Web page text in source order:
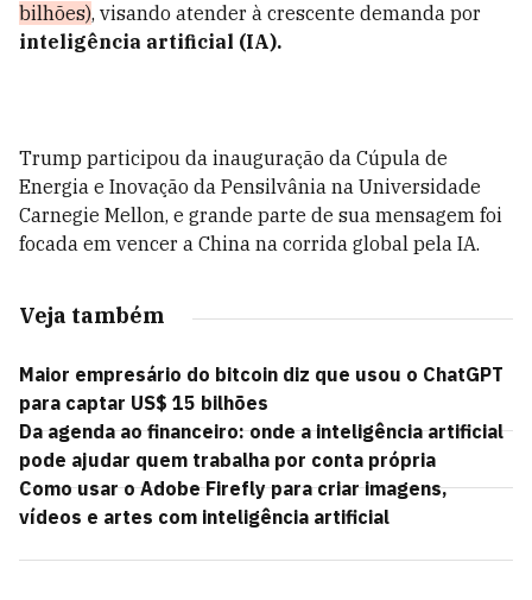
bilhões), visando atender à crescente demanda por
inteligência artificial (IA).
Trump participou da inauguração da Cúpula de
Energia e Inovação da Pensilvânia na Universidade
Carnegie Mellon, e grande parte de sua mensagem foi
focada em vencer a China na corrida global pela IA.
Veja também
Maior empresário do bitcoin diz que usou o ChatGPT
para captar US$ 15 bilhões
Da agenda ao financeiro: onde a inteligência artificial
pode ajudar quem trabalha por conta própria
Como usar o Adobe Firefly para criar imagens,
vídeos e artes com inteligência artificial